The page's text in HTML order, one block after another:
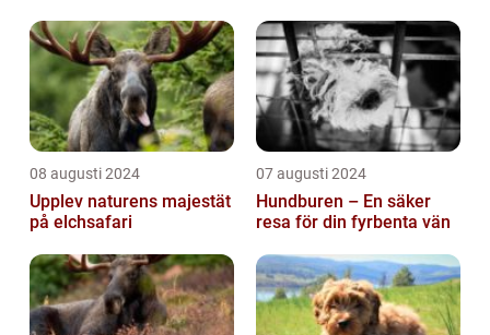
08 augusti 2024
Upplev naturens majestät
på elchsafari
07 augusti 2024
Hundburen – En säker
resa för din fyrbenta vän